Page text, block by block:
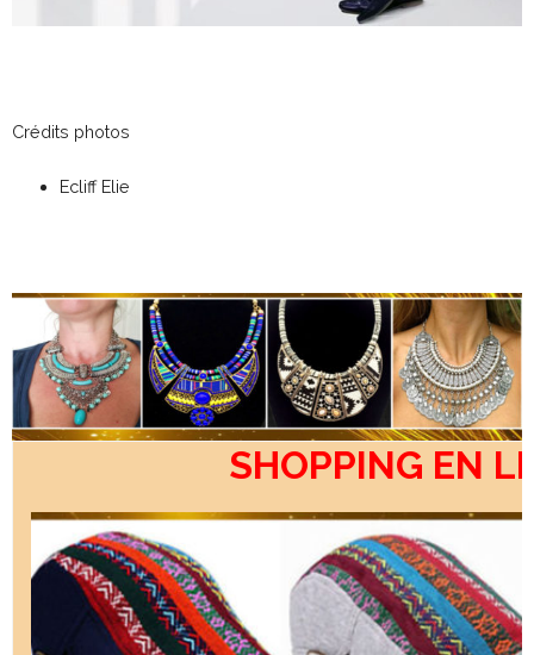
Crédits photos
Ecliff Elie
SHOPPING EN